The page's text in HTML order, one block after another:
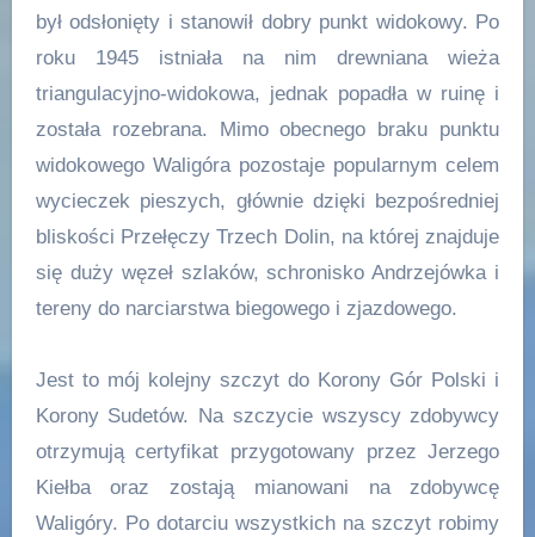
był odsłonięty i stanowił dobry punkt widokowy. Po
roku 1945 istniała na nim drewniana wieża
triangulacyjno-widokowa, jednak popadła w ruinę i
została rozebrana. Mimo obecnego braku punktu
widokowego Waligóra pozostaje popularnym celem
wycieczek pieszych, głównie dzięki bezpośredniej
bliskości Przełęczy Trzech Dolin, na której znajduje
się duży węzeł szlaków, schronisko Andrzejówka i
tereny do narciarstwa biegowego i zjazdowego.
Jest to mój kolejny szczyt do Korony Gór Polski i
Korony Sudetów. Na szczycie wszyscy zdobywcy
otrzymują certyfikat przygotowany przez Jerzego
Kiełba oraz zostają mianowani na zdobywcę
Waligóry. Po dotarciu wszystkich na szczyt robimy